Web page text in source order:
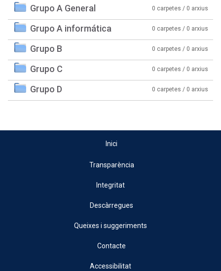
Grupo A General 0 carpetes / 0 arxius
Grupo A informática 0 carpetes / 0 arxius
Grupo B 0 carpetes / 0 arxius
Grupo C 0 carpetes / 0 arxius
Grupo D 0 carpetes / 0 arxius
Inici
Transparència
Integritat
Descàrregues
Queixes i suggeriments
Contacte
Accessibilitat